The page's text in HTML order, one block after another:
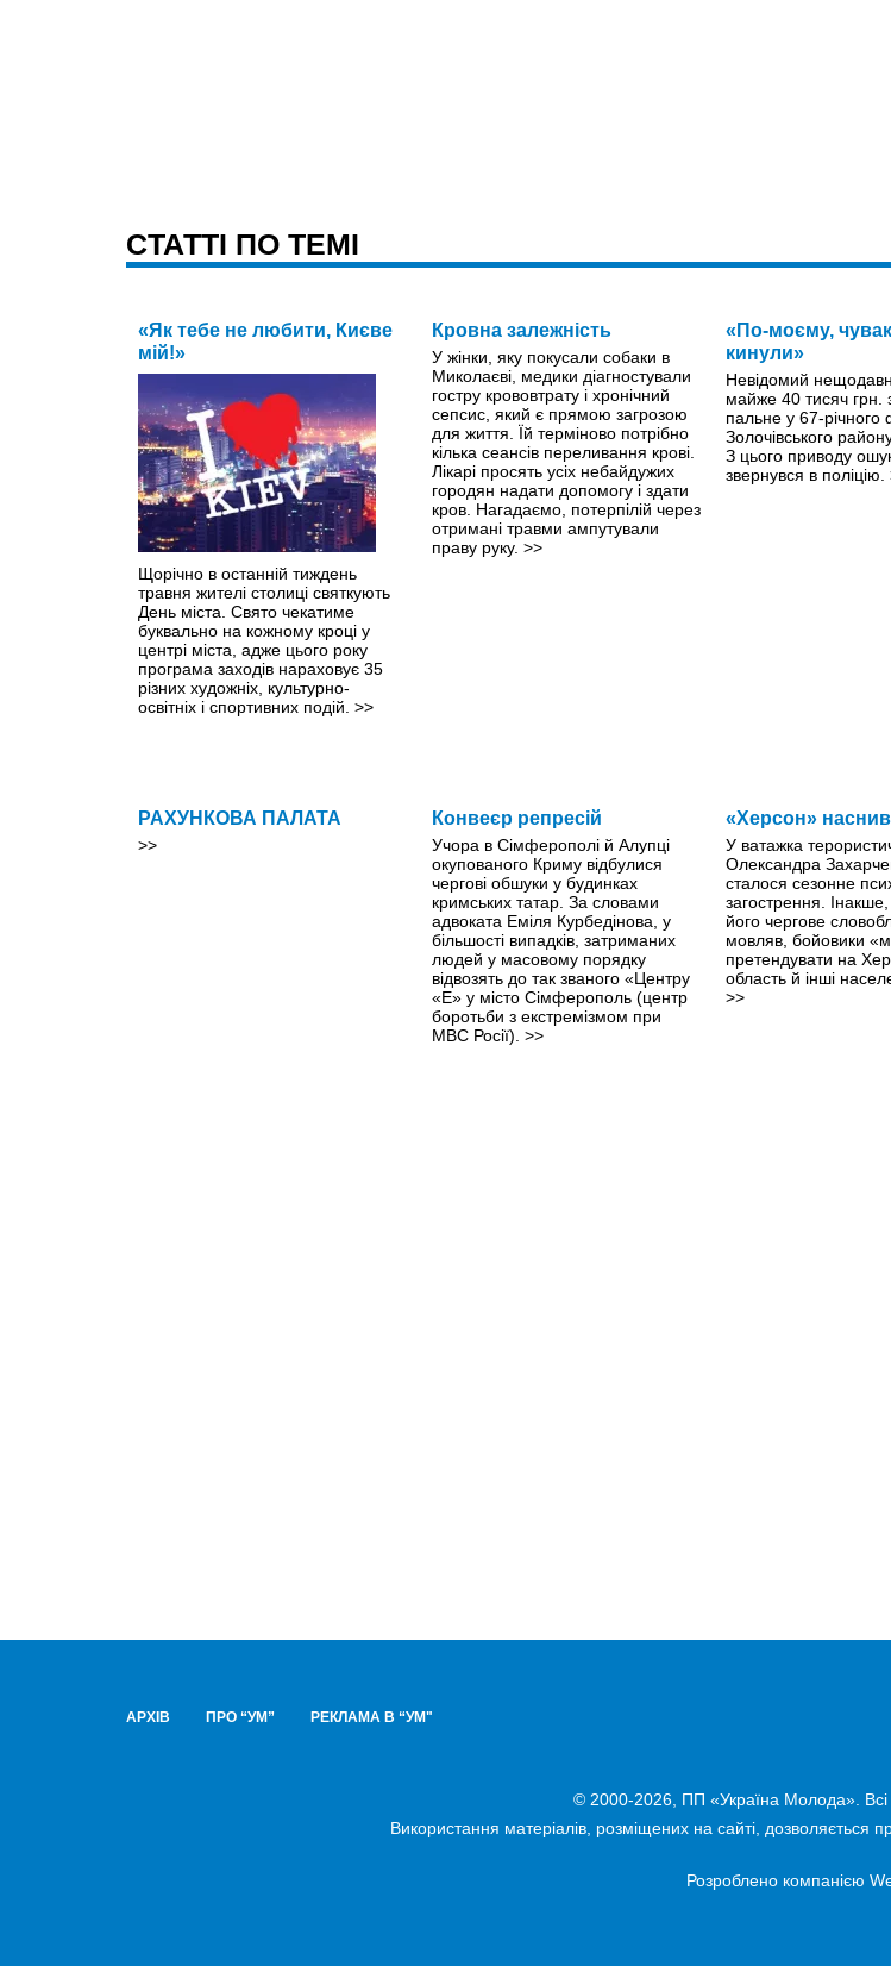
CТАТТІ ПО ТЕМІ
«Як тебе не любити, Києве
мій!»
Щорічно в останній тиждень
травня жителі столиці святкують
День міста. Свято чекатиме
буквально на кожному кроці y
центрі міста, адже цього року
програма заходів нараховує 35
різних художніх, культурно-
освітніх і спортивних подій. >>
Кровна залежність
У жінки, яку покусали собаки в
Миколаєві, медики діагностували
гостру крововтрату і хронічний
сепсис, який є прямою загрозою
для життя. Їй терміново потрібно
кілька сеансів переливання крові.
Лікарі просять усіх небайдужих
городян надати допомогу і здати
кров. Нагадаємо, потерпілій через
отримані травми ампутували
праву руку. >>
«По-моєму,
кинули»
Невідомий
майже 40 тисяч грн.
пальне у 67-річного
Золочівського
З цього приводу
звернувся в поліцію.
РАХУНКОВА ПАЛАТА
>>
Конвеєр репресій
Учора в Сімферополі й Алупці
окупованого Криму відбулися
чергові обшуки у будинках
кримських татар. За словами
адвоката Еміля Курбедінова, у
більшості випадків, затриманих
людей у масовому порядку
відвозять до так званого «Центру
«Е» у місто Сімферополь (центр
боротьби з екстремізмом при
МВС Росії). >>
«Херсон»
У ватажка
Олександра
сталося сезонне
загострення.
його чергове
мовляв, бойовики
претендувати на
область й інші
>>
АРХІВ ПРО “УМ” РЕКЛАМА В “УМ"
© 2000-2026, ПП «Україна Молода». Всі
Використання матеріалів, розміщених на сайті, дозволяється
Розроблено компанією